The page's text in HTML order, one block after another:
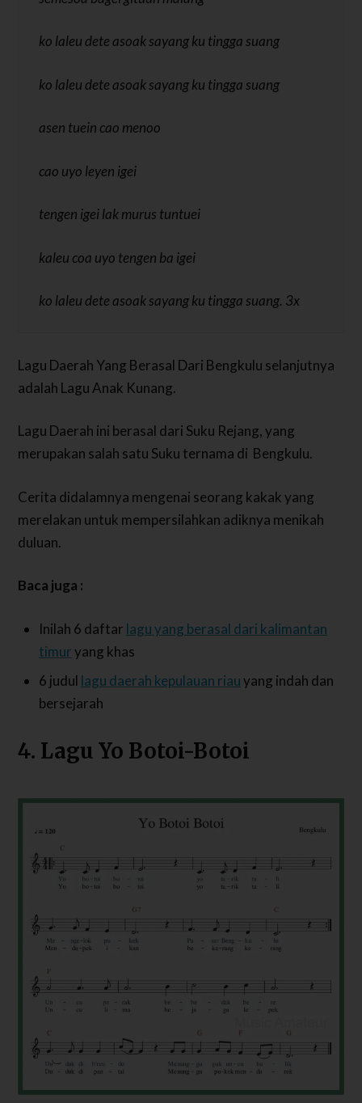
ko laleu dete asoak sayang ku tingga suang
ko laleu dete asoak sayang ku tingga suang
asen tuein cao menoo
cao uyo leyen igei
tengen igei lak murus tuntuei
kaleu coa uyo tengen ba igei
ko laleu dete asoak sayang ku tingga suang. 3x
Lagu Daerah Yang Berasal Dari Bengkulu selanjutnya
adalah Lagu Anak Kunang.
Lagu Daerah ini berasal dari Suku Rejang, yang
merupakan salah satu Suku ternama di Bengkulu.
Cerita didalamnya mengenai seorang kakak yang
merelakan untuk mempersilahkan adiknya menikah
duluan.
Baca juga :
Inilah 6 daftar lagu yang berasal dari kalimantan
timuryang khas
6 judul lagu daerah kepulauan riauyang indah dan
bersejarah
4. Lagu Yo Botoi-Botoi